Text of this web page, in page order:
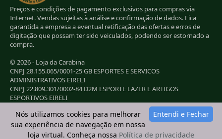
Preços e condições de pagamento exclusivos para compras via
Internet. Vendas sujeitas à análise e confirmação de dados. Fica
garantida a empresa a eventual retificação das ofertas e erros de
digitação que possam ter sido veiculados, podendo ser estornado a
compra.
© 2026 - Loja da Carabina
CNPJ 28.155.065/0001-25 GB ESPORTES E SERVICOS
ADMINISTRATIVOS EIRELI
CNPJ 22.809.301/0002-84 D2M ESPORTE LAZER E ARTIGOS
ESPORTIVOS EIRELI
CNPJ 38.283.264/0001-72 LC ESPORTES E LAZER LTDA
CNPJ 42.084.009/0001-78 2G E B ESPORTE E LAZER LTDAEntendi e Fechar
Nós utilizamos cookies para melhorar
sua experiência de navegação em nossa
loja virtual. Conheça nossa Política de privacidade